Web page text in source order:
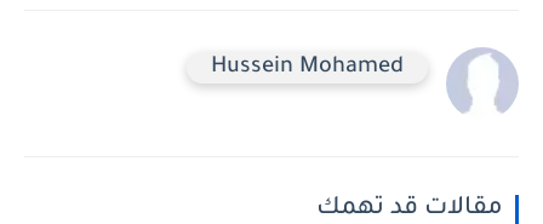
Hussein Mohamed
مقالات قد تهمك